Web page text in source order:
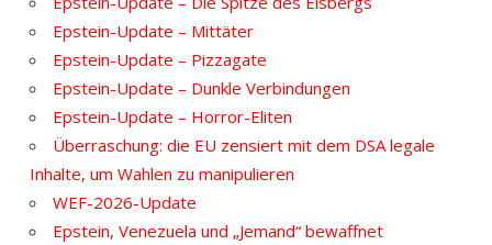
Epstein-Update – Mittäter
Epstein-Update – Pizzagate
Epstein-Update – Dunkle Verbindungen
Epstein-Update – Horror-Eliten
Überraschung: die EU zensiert mit dem DSA legale
Inhalte, um Wahlen zu manipulieren
WEF-2026-Update
Epstein, Venezuela und „Jemand“ bewaffnet